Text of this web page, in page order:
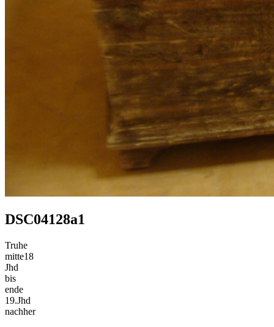
DSC04128a1
Truhe
mitte18
Jhd
bis
ende
19.Jhd
nachher